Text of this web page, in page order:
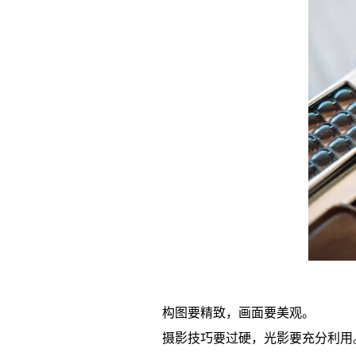
构图要精致，画面要美观。
摄影技巧要过硬，光影要充分利用